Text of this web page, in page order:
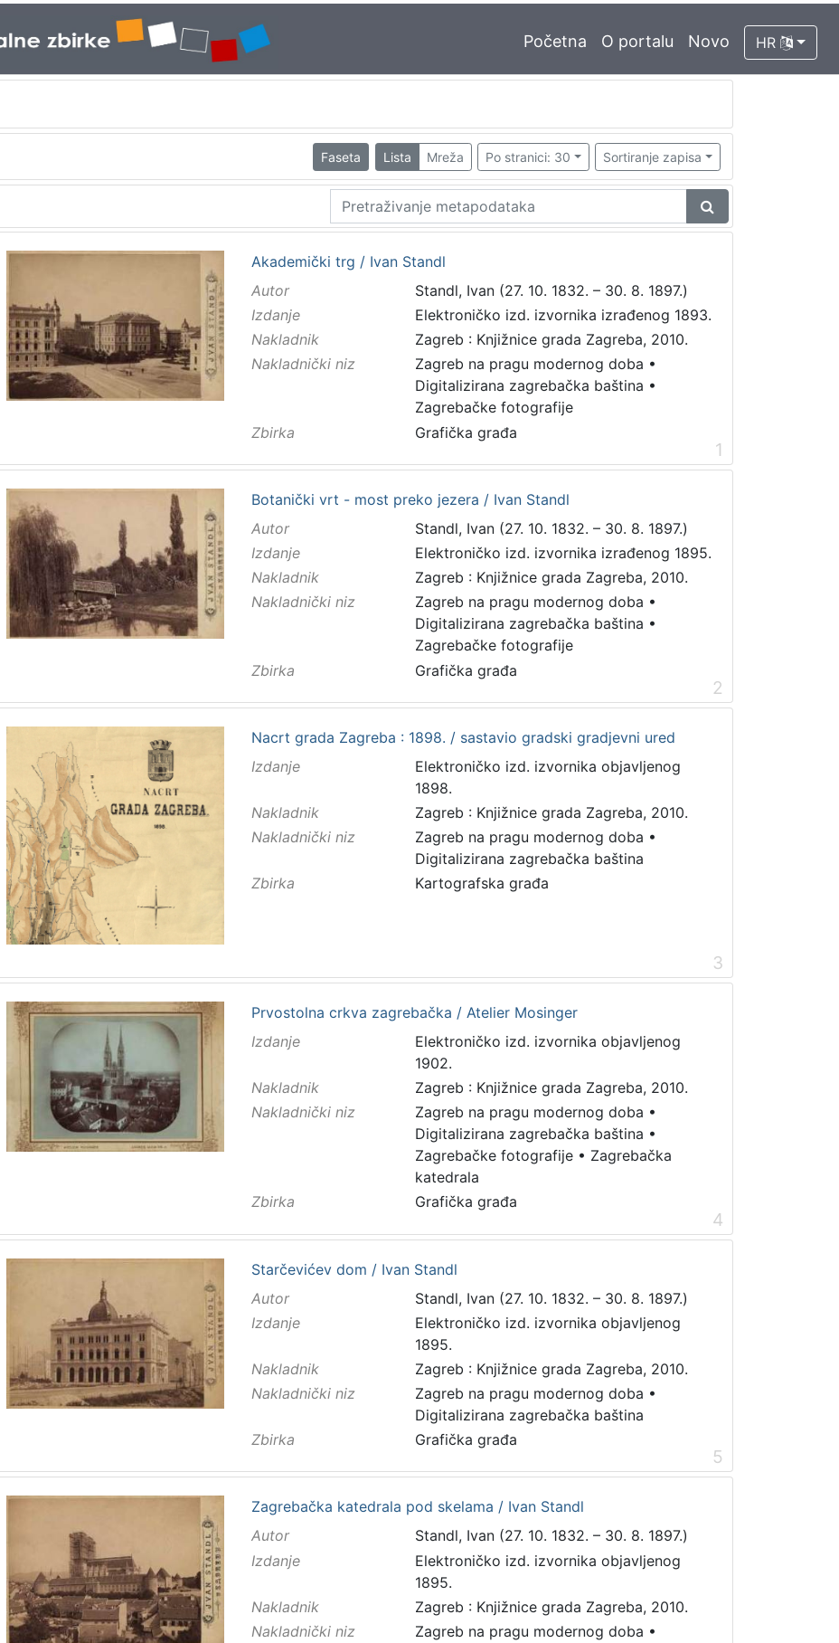
Početna O portalu Novo HR
Faseta Lista Mreža Po stranici: 30 Sortiranje zapisa
Akademički trg / Ivan Standl
Autor
Standl, Ivan (27. 10. 1832. – 30. 8. 1897.)
Izdanje
Elektroničko izd. izvornika izrađenog 1893.
Nakladnik
Zagreb : Knjižnice grada Zagreba, 2010.
Nakladnički niz
Zagreb na pragu modernog doba •
Digitalizirana zagrebačka baština •
Zagrebačke fotografije
Zbirka
Grafička građa
1
Botanički vrt - most preko jezera / Ivan Standl
Autor
Standl, Ivan (27. 10. 1832. – 30. 8. 1897.)
Izdanje
Elektroničko izd. izvornika izrađenog 1895.
Nakladnik
Zagreb : Knjižnice grada Zagreba, 2010.
Nakladnički niz
Zagreb na pragu modernog doba •
Digitalizirana zagrebačka baština •
Zagrebačke fotografije
Zbirka
Grafička građa
2
Nacrt grada Zagreba : 1898. / sastavio gradski gradjevni ured
Izdanje
Elektroničko izd. izvornika objavljenog
1898.
Nakladnik
Zagreb : Knjižnice grada Zagreba, 2010.
Nakladnički niz
Zagreb na pragu modernog doba •
Digitalizirana zagrebačka baština
Zbirka
Kartografska građa
3
Prvostolna crkva zagrebačka / Atelier Mosinger
Izdanje
Elektroničko izd. izvornika objavljenog
1902.
Nakladnik
Zagreb : Knjižnice grada Zagreba, 2010.
Nakladnički niz
Zagreb na pragu modernog doba •
Digitalizirana zagrebačka baština •
Zagrebačke fotografije• Zagrebačka
katedrala
Zbirka
Grafička građa
4
Starčevićev dom / Ivan Standl
Autor
Standl, Ivan (27. 10. 1832. – 30. 8. 1897.)
Izdanje
Elektroničko izd. izvornika objavljenog
1895.
Nakladnik
Zagreb : Knjižnice grada Zagreba, 2010.
Nakladnički niz
Zagreb na pragu modernog doba •
Digitalizirana zagrebačka baština
Zbirka
Grafička građa
5
Zagrebačka katedrala pod skelama / Ivan Standl
Autor
Standl, Ivan (27. 10. 1832. – 30. 8. 1897.)
Izdanje
Elektroničko izd. izvornika objavljenog
1895.
Nakladnik
Zagreb : Knjižnice grada Zagreba, 2010.
Nakladnički niz
Zagreb na pragu modernog doba •